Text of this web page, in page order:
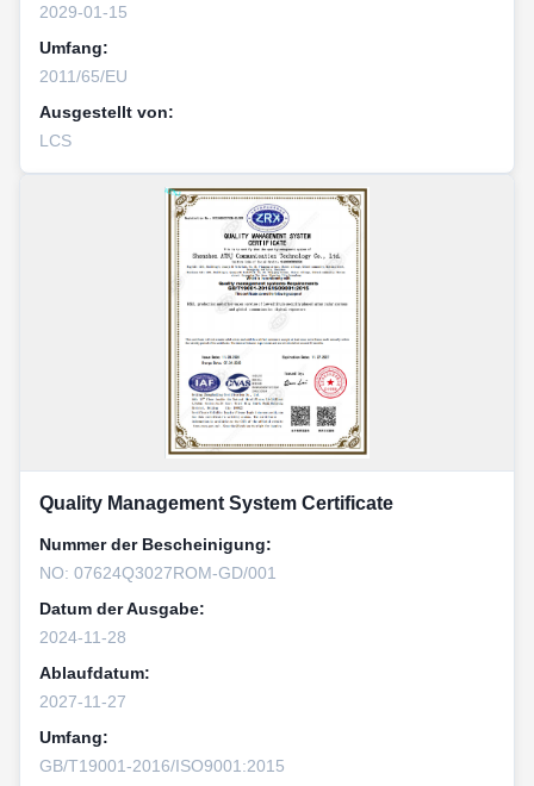
2029-01-15
Umfang:
2011/65/EU
Ausgestellt von:
LCS
Quality Management System Certificate
Nummer der Bescheinigung:
NO: 07624Q3027ROM-GD/001
Datum der Ausgabe:
2024-11-28
Ablaufdatum:
2027-11-27
Umfang:
GB/T19001-2016/ISO9001:2015